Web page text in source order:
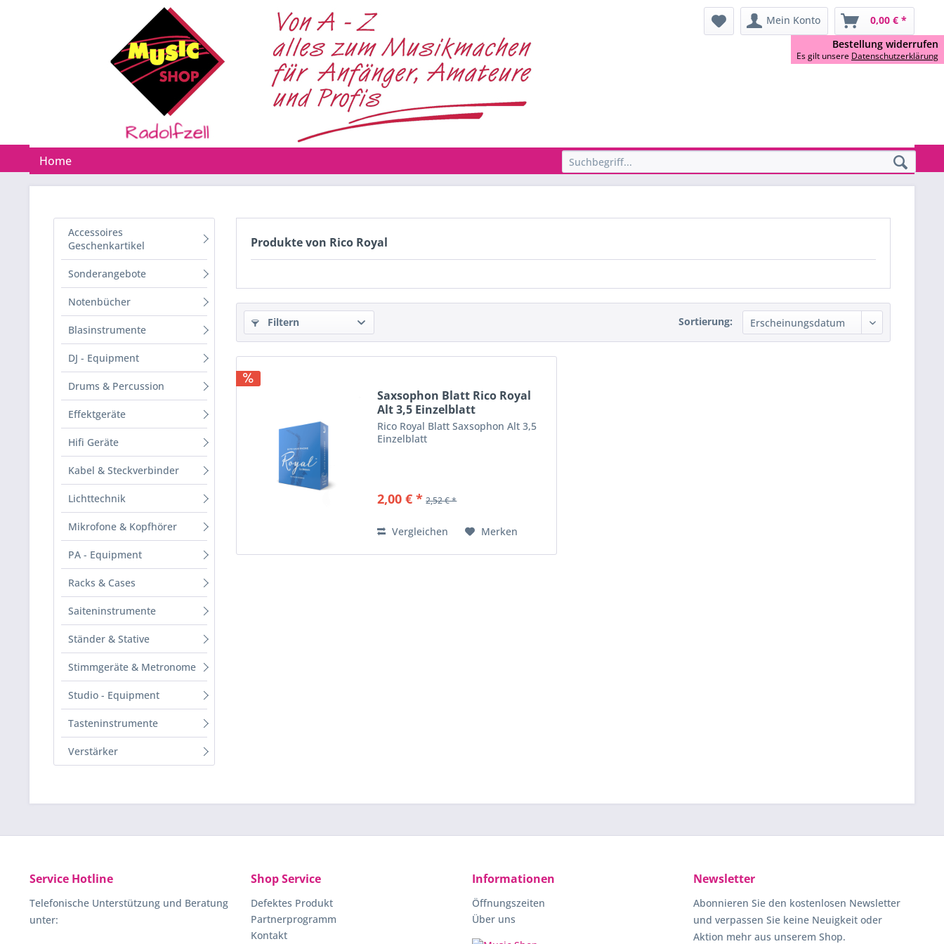
Mein Konto 0,00 € *
Home
Accessoires
Geschenkartikel
Sonderangebote
Notenbücher
Blasinstrumente
DJ - Equipment
Drums & Percussion
Effektgeräte
Hifi Geräte
Kabel & Steckverbinder
Lichttechnik
Mikrofone & Kopfhörer
PA - Equipment
Racks & Cases
Saiteninstrumente
Ständer & Stative
Stimmgeräte & Metronome
Studio - Equipment
Tasteninstrumente
Verstärker
Produkte von Rico Royal
Filtern Sortierung:
Saxsophon Blatt Rico Royal
Alt 3,5 Einzelblatt
Rico Royal Blatt Saxsophon Alt 3,5
Einzelblatt
2,00 € * 2,52 € *
Vergleichen Merken
Service Hotline
Telefonische Unterstützung und Beratung
unter:
Shop Service
Defektes Produkt
Partnerprogramm
Kontakt
Informationen
Öffnungszeiten
Über uns
Newsletter
Abonnieren Sie den kostenlosen Newsletter
und verpassen Sie keine Neuigkeit oder
Aktion mehr aus unserem Shop.
Bestellung widerrufen
Es gilt unsere Datenschutzerklärung